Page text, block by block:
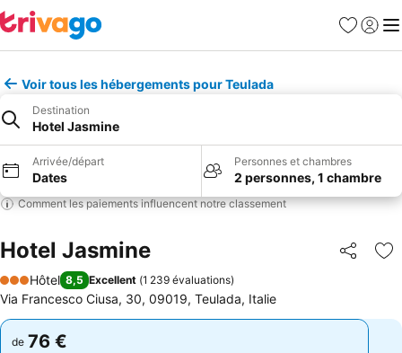
Favoris
Se
Voir tous les hébergements pour Teulada
Destination
Hotel Jasmine
Arrivée/départ
Dates
Personnes et chambres
2 personnes, 1 chambre
Comment les paiements influencent notre classement
Hotel Jasmine Partager
3 Étoiles
Hôtel 8,5 Excellent (1 239 évaluations)
Via Francesco Ciusa, 30, 09019, Teulada, Italie
de 76 €
de 76 €